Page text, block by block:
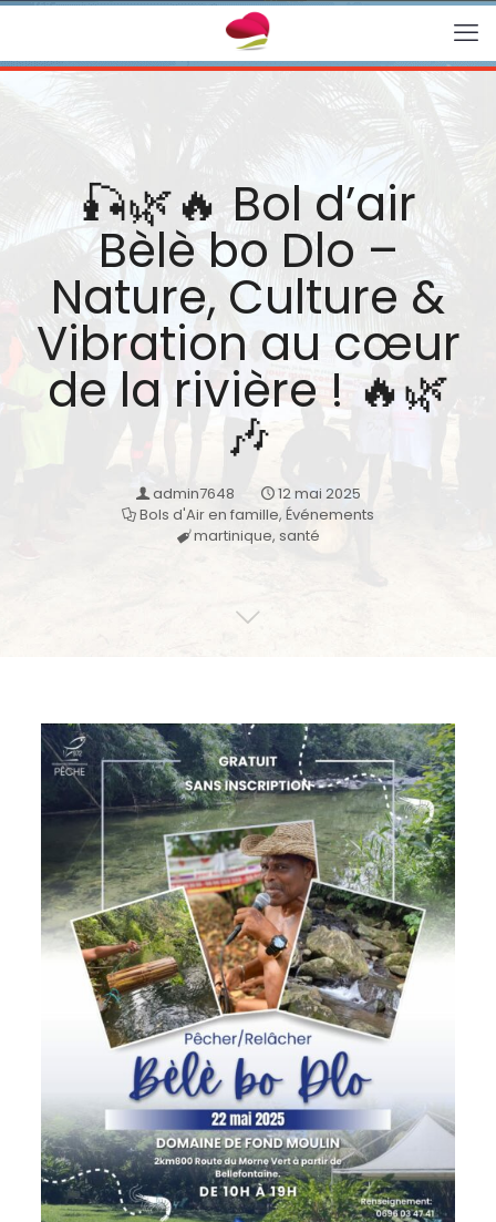
🎣🌿🔥 Bol d’air
Bèlè bo Dlo –
Nature, Culture &
Vibration au cœur
de la rivière ! 🔥🌿
🎶
admin7648
12 mai 2025
Bols d'Air en famille, Événements
martinique, santé